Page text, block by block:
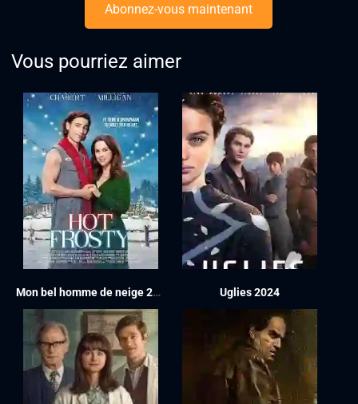
Abonnez-vous maintenant
Vous pourriez aimer
Mon bel homme de neige 2024 Uglies 2024